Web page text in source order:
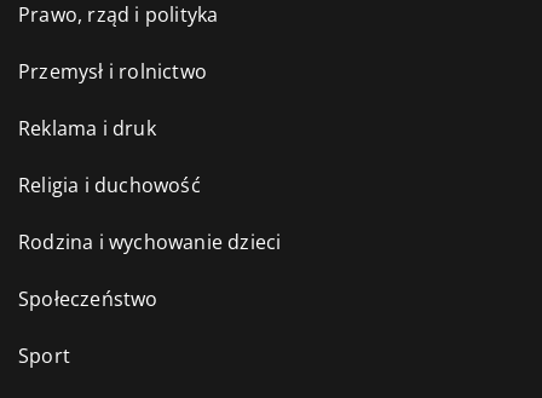
Prawo, rząd i polityka
Przemysł i rolnictwo
Reklama i druk
Religia i duchowość
Rodzina i wychowanie dzieci
Społeczeństwo
Sport